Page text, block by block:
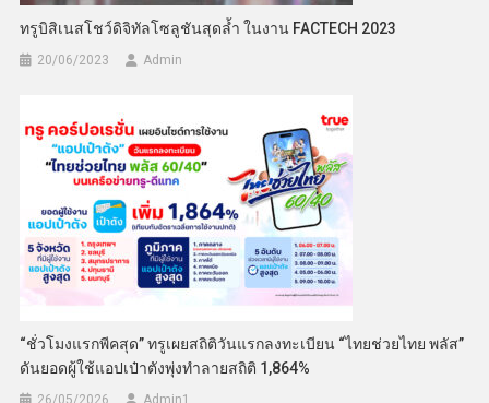
ทรูบิสิเนสโชว์ดิจิทัลโซลูชันสุดล้ำ ในงาน FACTECH 2023
20/06/2023 Admin
“ชั่วโมงแรกพีคสุด” ทรูเผยสถิติวันแรกลงทะเบียน “ไทยช่วยไทย พลัส”
ดันยอดผู้ใช้แอปเป๋าตังพุ่งทำลายสถิติ 1,864%
26/05/2026 Admin​1